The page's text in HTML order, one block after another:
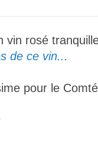
vin rosé
de ce vin...
pour le